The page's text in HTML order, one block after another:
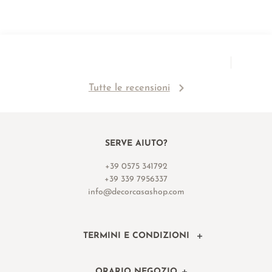
Tutte le recensioni
SERVE AIUTO?
+39 0575 341792
+39 339 7956337
info@decorcasashop.com
TERMINI E CONDIZIONI